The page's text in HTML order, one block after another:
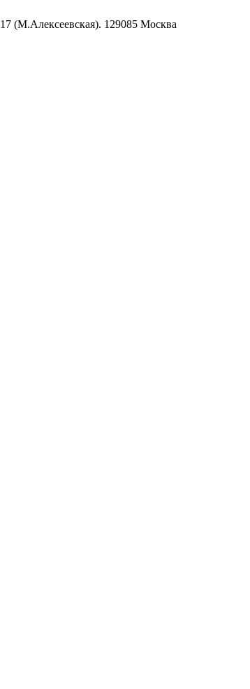
(М.Алексеевская). 129085 Москва